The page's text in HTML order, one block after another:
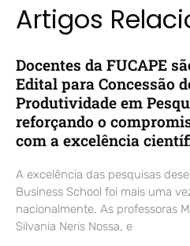
Artigos
Docentes da FUCAPE
Edital para Concessão
Produtividade em
reforçando o
com a excelência
A excelência das pesquisas
Business School foi mais uma
nacionalmente. As professoras
Silvania Neris Nossa, e